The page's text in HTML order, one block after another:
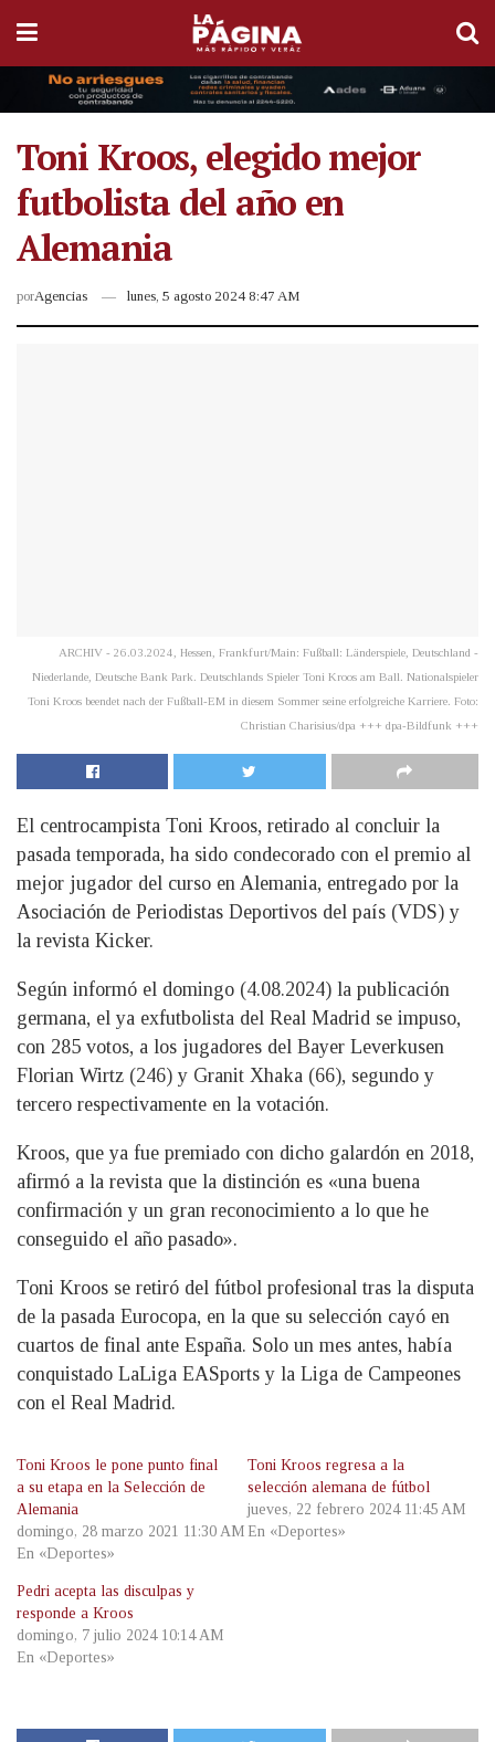
Toni Kroos, elegido mejor
futbolista del año en
Alemania
porAgencias lunes, 5 agosto 2024 8:47 AM
ARCHIV - 26.03.2024, Hessen, Frankfurt/Main: Fußball: Länderspiele, Deutschland -
Niederlande, Deutsche Bank Park. Deutschlands Spieler Toni Kroos am Ball. Nationalspieler
Toni Kroos beendet nach der Fußball-EM in diesem Sommer seine erfolgreiche Karriere. Foto:
Christian Charisius/dpa +++ dpa-Bildfunk +++
El centrocampista Toni Kroos, retirado al concluir la
pasada temporada, ha sido condecorado con el premio al
mejor jugador del curso en Alemania, entregado por la
Asociación de Periodistas Deportivos del país (VDS) y
la revista Kicker.
Según informó el domingo (4.08.2024) la publicación
germana, el ya exfutbolista del Real Madrid se impuso,
con 285 votos, a los jugadores del Bayer Leverkusen
Florian Wirtz (246) y Granit Xhaka (66), segundo y
tercero respectivamente en la votación.
Kroos, que ya fue premiado con dicho galardón en 2018,
afirmó a la revista que la distinción es «una buena
confirmación y un gran reconocimiento a lo que he
conseguido el año pasado».
Toni Kroos se retiró del fútbol profesional tras la disputa
de la pasada Eurocopa, en la que su selección cayó en
cuartos de final ante España. Solo un mes antes, había
conquistado LaLiga EASports y la Liga de Campeones
con el Real Madrid.
Toni Kroos le pone punto final
a su etapa en la Selección de
Alemania
domingo, 28 marzo 2021 11:30 AM
En «Deportes»
Toni Kroos regresa a la
selección alemana de fútbol
jueves, 22 febrero 2024 11:45 AM
En «Deportes»
Pedri acepta las disculpas y
responde a Kroos
domingo, 7 julio 2024 10:14 AM
En «Deportes»